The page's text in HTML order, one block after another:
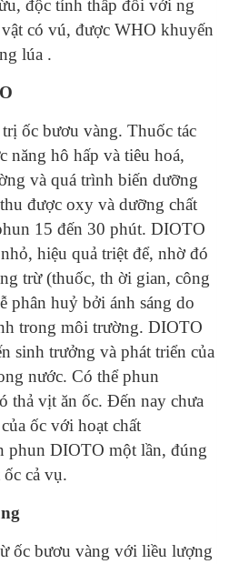
độc tính thấp đối với ng
có vú, được WHO khuyến
lúa .
ốc bươu vàng. Thuốc tác
năng hô hấp và tiêu hoá,
và quá trình biến dưỡng
được oxy và dưỡng chất
15 đến 30 phút. DIOTO
hiệu quả triệt để, nhờ đó
trừ (thuốc, th ời gian, công
phân huỷ bởi ánh sáng do
trong môi trường. DIOTO
sinh trưởng và phát triển của
nước. Có thể phun
thả vịt ăn ốc. Đến nay chưa
ốc với hoạt chất
phun DIOTO một lần, đúng
cả vụ.
ừ ốc bươu vàng với liều lượng